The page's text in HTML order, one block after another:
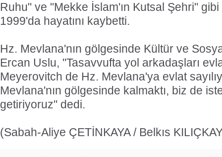
Ruhu" ve "Mekke İslam'ın Kutsal Şehri" gibi
1999'da hayatını kaybetti.
Hz. Mevlana'nın gölgesinde Kültür ve
Ercan Uslu, "Tasavvufta yol arkadaşları
Meyerovitch de Hz. Mevlana'ya evlat
Mevlana'nın gölgesinde kalmaktı, biz de
getiriyoruz" dedi.
(Sabah-Aliye ÇETİNKAYA / Belkıs